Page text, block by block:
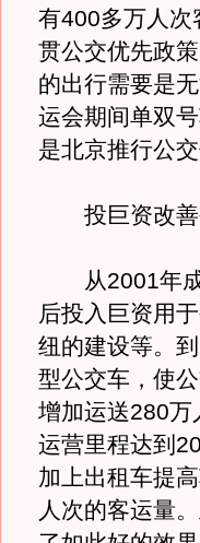
有400多万人次
贯公交优先政
的出行需要是
运会期间单双
是北京推行公
投巨资改善
从2001年成
后投入巨资用
纽的建设等。
型公交车，使
增加运送280万
运营里程达到
加上出租车提
人次的客运量